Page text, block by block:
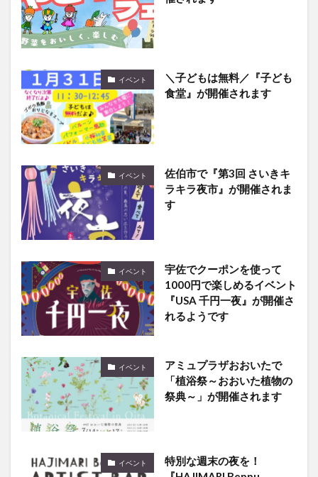
イベント
＼子どもは無料／『子ども
食堂』が開催されます
イベント
佐伯市で『第3回 さいきキ
ラキラ夜市』が開催されま
す
イベント
宇佐でクーポンを使って
1000円で楽しめるイベント
『USA 千円一夜』が開催さ
れるようです
イベント
アミュプラザおおいたで
「植浴祭～おおいた植物の
祭典～」が開催されます
イベント
特別な週末の夜を！